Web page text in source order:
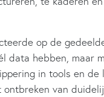
op de
data hebben, maar
in tools en
van